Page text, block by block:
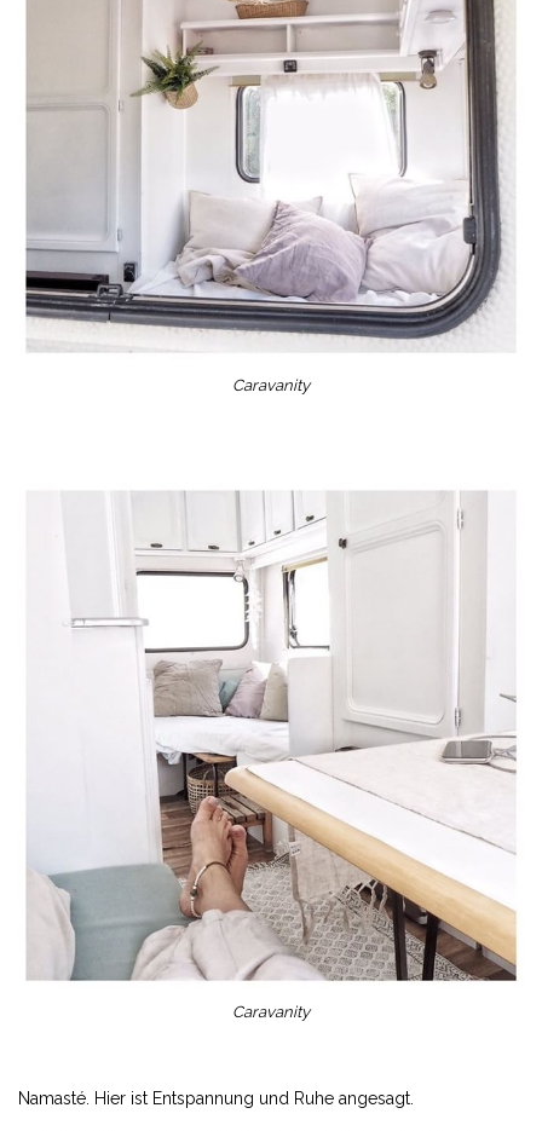
Caravanity
Caravanity
Namasté. Hier ist Entspannung und Ruhe angesagt.